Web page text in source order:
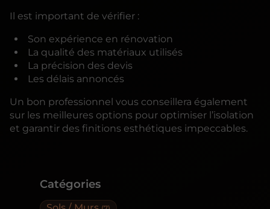
Catégories
Il est important de vérifier :
Son expérience en rénovation
La qualité des matériaux utilisés
La précision des devis
Les délais annoncés
Un bon professionnel vous conseillera également
sur les meilleures options pour optimiser l’isolation
et garantir des finitions esthétiques impeccables.